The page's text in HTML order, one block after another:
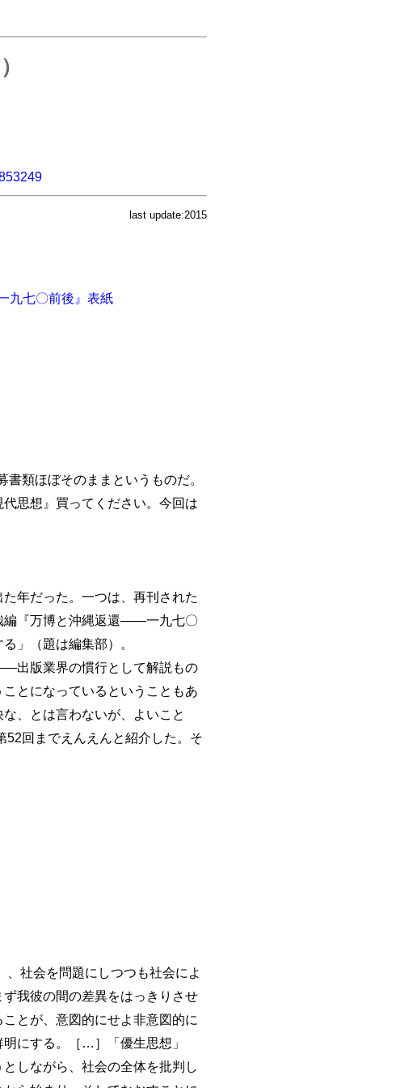
last update:2015
類ほぼそのままというものだ。
思想』買ってください。今回は
年だった。一つは、再刊された
編『万博と沖縄返還――一九七〇
」（題は編集部）。
出版業界の慣行として解説もの
とになっているということもあ
、とは言わないが、よいこと
回までえんえんと紹介した。そ
社会を問題にしつつも社会によ
我彼の間の差異をはっきりさせ
とが、意図的にせよ非意図的に
にする。［…］「優生思想」
しながら、社会の全体を批判し